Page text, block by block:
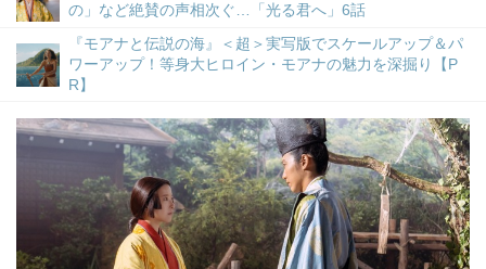
の」など絶賛の声相次ぐ…「光る君へ」6話
『モアナと伝説の海』＜超＞実写版でスケールアップ＆パ
ワーアップ！等身大ヒロイン・モアナの魅力を深掘り【P
R】